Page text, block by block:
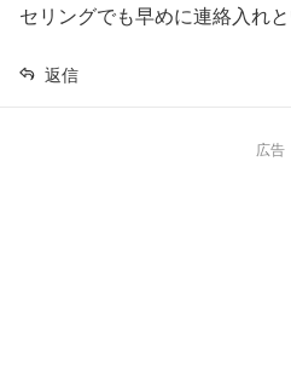
セリングでも早めに連絡入れ
返信
広告